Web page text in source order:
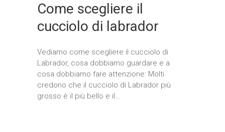
Come scegliere il
cucciolo di labrador
Vediamo come scegliere il cucciolo di
Labrador, cosa dobbiamo guardare e a
cosa dobbiamo fare attenzione: Molti
credono che il cucciolo di Labrador più
grosso è il più bello e il…